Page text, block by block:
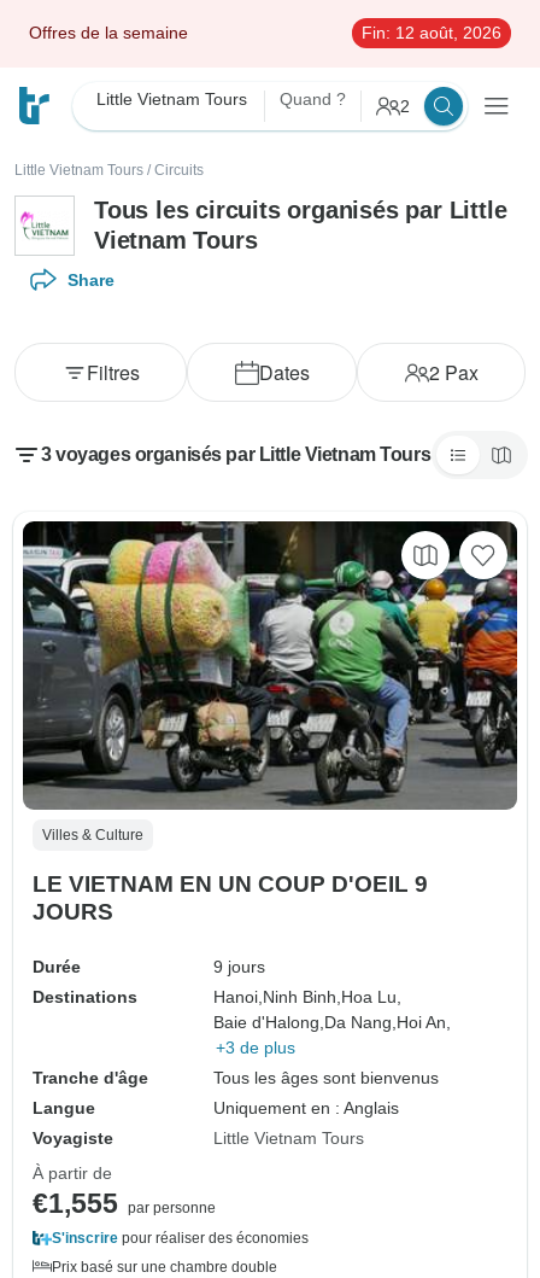
Offres de la semaine Fin: 12 août, 2026
Little Vietnam Tours Quand ? 2
Little Vietnam Tours / Circuits
Tous les circuits organisés par Little
Vietnam Tours
Share
Dates 2Pax
Filtres
3 voyages organisés par Little Vietnam Tours
Villes & Culture
LE VIETNAM EN UN COUP D'OEIL 9
JOURS
Durée
9 jours
Destinations
Hanoi, Ninh Binh, Hoa Lu,
Baie d'Halong, Da Nang, Hoi An,
+3 de plus
Tranche d'âge
Tous les âges sont bienvenus
Langue
Uniquement en : Anglais
Voyagiste
Little Vietnam Tours
À partir de
€1,555 par personne
S'inscrire pour réaliser des économies
Prix basé sur une chambre double